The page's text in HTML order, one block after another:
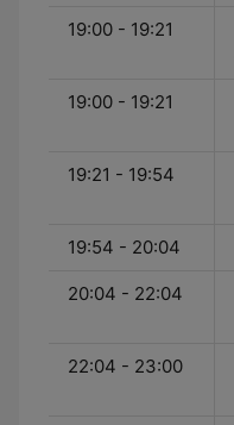
19:00 - 19:21
19:00 - 19:21
19:21 - 19:54
19:54 - 20:04
20:04 - 22:04
22:04 - 23:00